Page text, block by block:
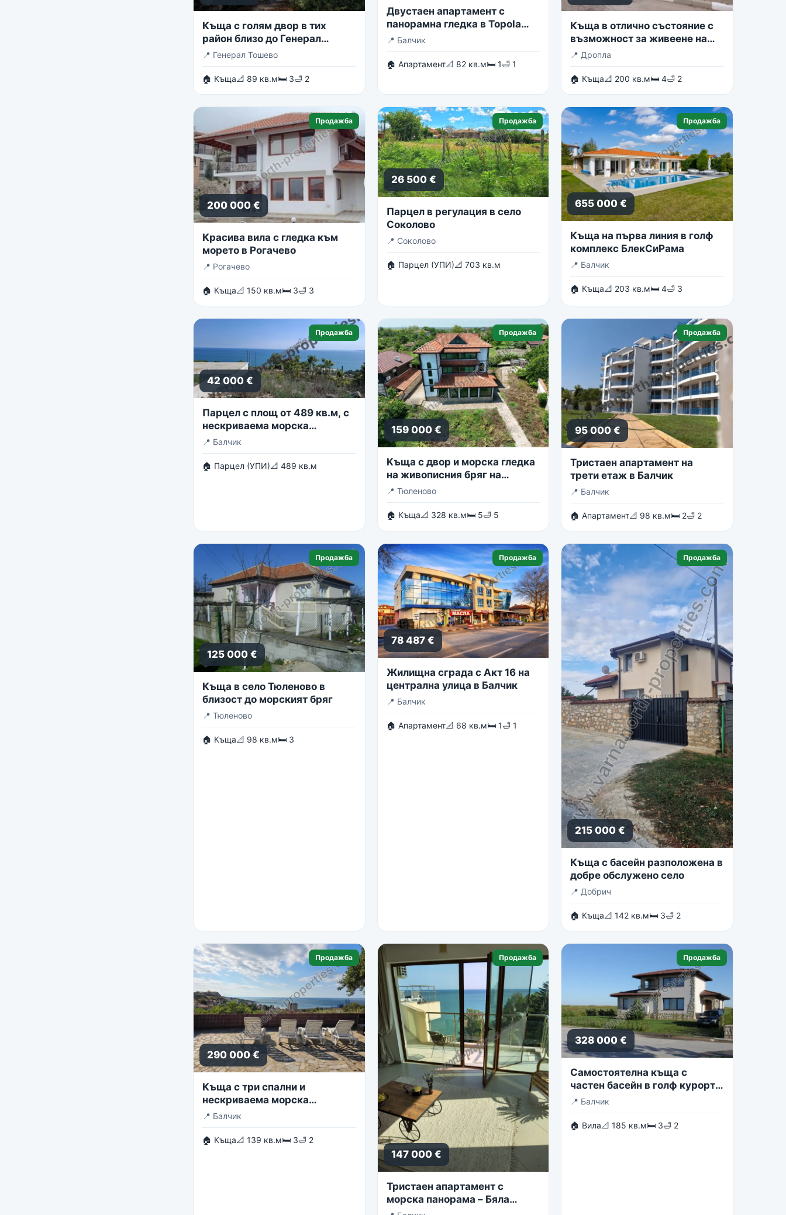
Къща с голям двор в тих
район близо до Генерал
Тошево
📍 Генерал Тошево
🏠 Къща📐 89 кв.м🛏 3🛁 2
Двустаен апартамент с
панорамна гледка в Topola
Skies
📍 Балчик
🏠 Апартамент📐 82 кв.м🛏 1🛁 1
Къща в отлично състояние с
възможност за живеене на
две семейства
📍 Дропла
🏠 Къща📐 200 кв.м🛏 4🛁 2
Продажба
200 000 €
Красива вила с гледка към
морето в Рогачево
📍 Рогачево
🏠 Къща📐 150 кв.м🛏 3🛁 3
Продажба
26 500 €
Парцел в регулация в село
Соколово
📍 Соколово
🏠 Парцел (УПИ)📐 703 кв.м
Продажба
655 000 €
Къща на първа линия в голф
комплекс БлекСиРама
📍 Балчик
🏠 Къща📐 203 кв.м🛏 4🛁 3
Продажба
42 000 €
Парцел с площ от 489 кв.м, с
нескриваема морска
панорама
📍 Балчик
🏠 Парцел (УПИ)📐 489 кв.м
Продажба
159 000 €
Kъща с двор и морска гледка
на живописния бряг на
Тюленово
📍 Тюленово
🏠 Къща📐 328 кв.м🛏 5🛁 5
Продажба
95 000 €
Тристаен апартамент на
трети етаж в Балчик
📍 Балчик
🏠 Апартамент📐 98 кв.м🛏 2🛁 2
Продажба
125 000 €
Къща в село Тюленово в
близост до морският бряг
📍 Тюленово
🏠 Къща📐 98 кв.м🛏 3
Продажба
78 487 €
Жилищна сграда с Акт 16 на
централна улица в Балчик
📍 Балчик
🏠 Апартамент📐 68 кв.м🛏 1🛁 1
Продажба
215 000 €
Къща с басейн разположена в
добре обслужено село
📍 Добрич
🏠 Къща📐 142 кв.м🛏 3🛁 2
Продажба
290 000 €
Къща с три спални и
нескриваема морска
панорама
📍 Балчик
🏠 Къща📐 139 кв.м🛏 3🛁 2
Продажба
147 000 €
Тристаен апартамент с
морска панорама – Бяла
Лагуна, комплекс Golf Coast
Продажба
328 000 €
Самостоятелна къща с
частен басейн в голф курорта
Блексирама
📍 Балчик
🏠 Вила📐 185 кв.м🛏 3🛁 2